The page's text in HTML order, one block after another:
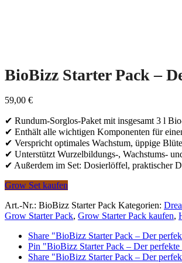
BioBizz Starter Pack –
59,00 €
✔ Rundum-Sorglos-Paket mit insgesamt 3 l
✔ Enthält alle wichtigen Komponenten für
✔ Verspricht optimales Wachstum, üppige
✔ Unterstützt Wurzelbildungs-, Wachstums-
✔ Außerdem im Set: Dosierlöffel, praktischer
Grow Set kaufen
Art.-Nr.: BioBizz Starter Pack Kategorien:
Grow Starter Pack, Grow Starter Pack kaufen,
Share "BioBizz Starter Pack – Der
Pin "BioBizz Starter Pack – Der
Share "BioBizz Starter Pack – Der